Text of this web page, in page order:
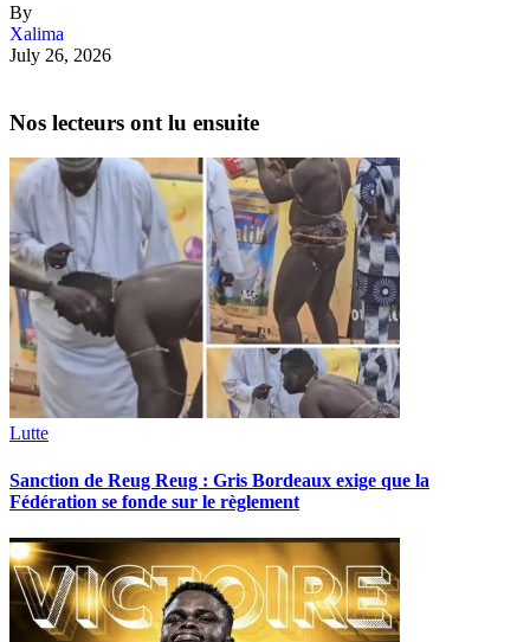
By
Xalima
July 26, 2026
Nos lecteurs ont lu ensuite
Lutte
Sanction de Reug Reug : Gris Bordeaux exige que la
Fédération se fonde sur le règlement